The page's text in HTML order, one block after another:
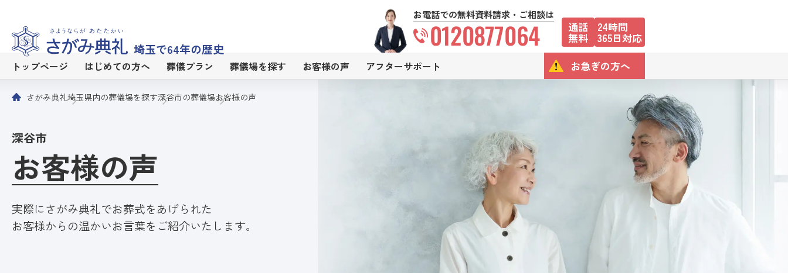
埼玉で64年の歴史
お電話での無料資料請求・ご相談は
0120877064 通話
無料
24時間
365日対応
トップページ はじめての方へ 葬儀プラン 葬儀場を探す お客様の声 アフターサポート お急ぎの方へ
さがみ典礼埼玉県内の葬儀場を探す深谷市の葬儀場お客様の声
深谷市
お客様の声
実際にさがみ典礼でお葬式をあげられた
お客様からの温かいお言葉をご紹介いたします。